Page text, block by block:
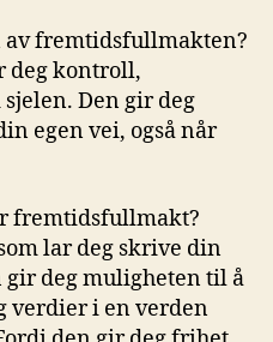
fremtidsfullmakten?
⁣deg kontroll,
Den gir deg
egen vei, også ⁣når
fremtidsfullmakt?
lar⁣ deg skrive din
gir deg ⁢muligheten til å
verdier ​i en verden